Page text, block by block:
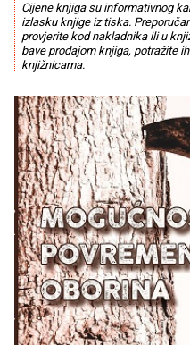
Cijene knjiga su informativnog
izlasku knjige iz tiska.
provjerite kod nakladnika ili u
bave prodajom knjiga, potražite
knjižnicama.